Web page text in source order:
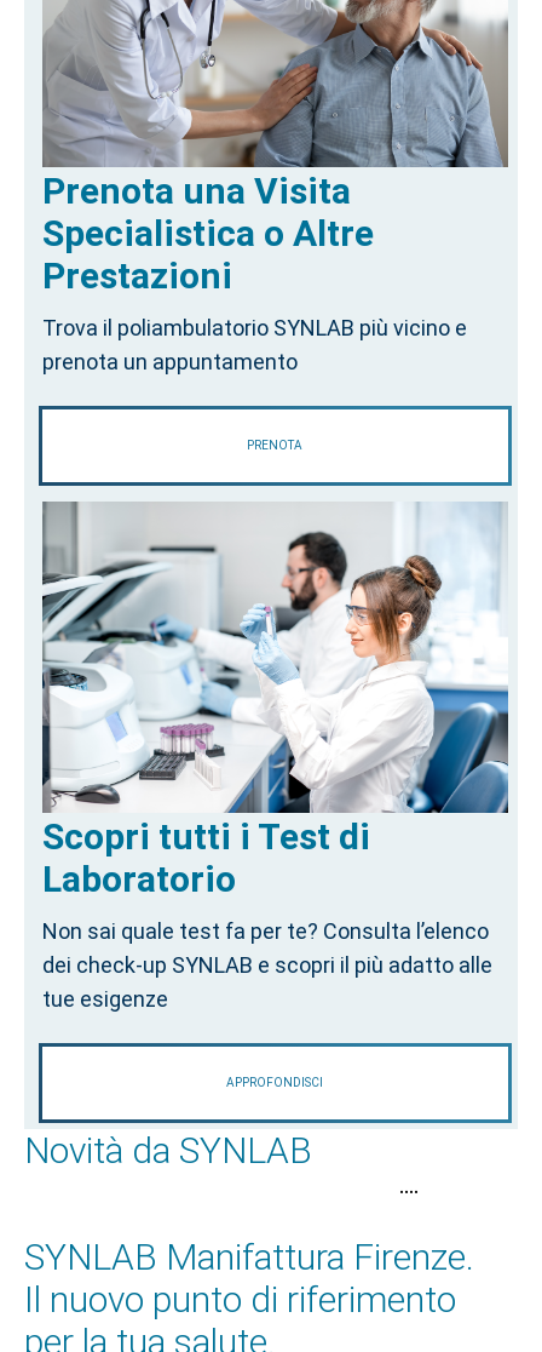
Prenota una Visita
Specialistica o Altre
Prestazioni
Trova il poliambulatorio SYNLAB più vicino e
prenota un appuntamento
PRENOTA
Scopri tutti i Test di
Laboratorio
Non sai quale test fa per te? Consulta l’elenco
dei check-up SYNLAB e scopri il più adatto alle
tue esigenze
APPROFONDISCI
Novità da SYNLAB
••••
SYNLAB Manifattura Firenze.
Il nuovo punto di riferimento
per la tua salute.